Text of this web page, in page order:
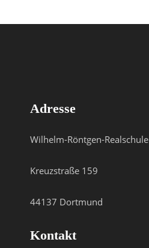
Adresse
Wilhelm-Röntgen-Realschule
Kreuzstraße 159
44137 Dortmund
Kontakt